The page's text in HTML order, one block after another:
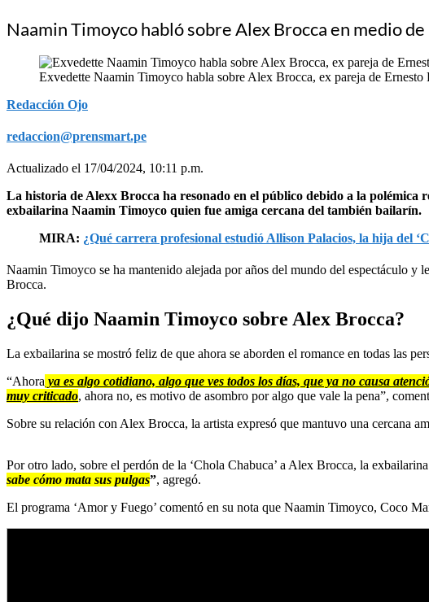
Naamin Timoyco habló sobre Alex Brocca en medio de
Exvedette Naamin Timoyco habla sobre Alex Brocca, ex pareja de Ernesto
Redacción Ojo
redaccion@prensmart.pe
Actualizado el 17/04/2024, 10:11 p.m.
La historia de Alexx Brocca ha resonado en el público debido a la polémica
exbailarina Naamin Timoyco quien fue amiga cercana del también bailarín.
MIRA: ¿Qué carrera profesional estudió Allison Palacios, la hija del
Naamin Timoyco se ha mantenido alejada por años del mundo del espectáculo y
Brocca.
¿Qué dijo Naamin Timoyco sobre Alex Brocca?
La exbailarina se mostró feliz de que ahora se aborden el romance en todas las
“Ahora ya es algo cotidiano, algo que ves todos los días, que ya no causa
muy criticado, ahora no, es motivo de asombro por algo que vale la pena”,
Sobre su relación con Alex Brocca, la artista expresó que mantuvo una cercana
Por otro lado, sobre el perdón de la ‘Chola Chabuca’ a Alex Brocca, la
sabe cómo mata sus pulgas”, agregó.
El programa ‘Amor y Fuego’ comentó en su nota que Naamin Timoyco, Coco